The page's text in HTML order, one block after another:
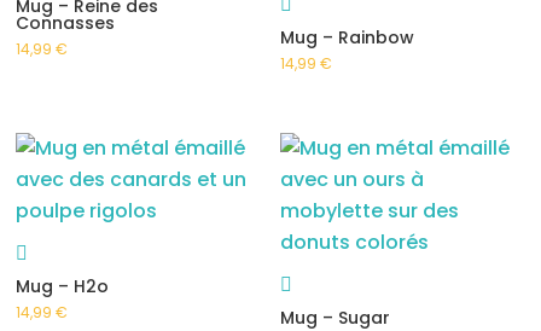
Mug – Reine des
Connasses
14,99€ Mug – Rainbow
14,99€
Mug – H2o
14,99€ Mug – Sugar